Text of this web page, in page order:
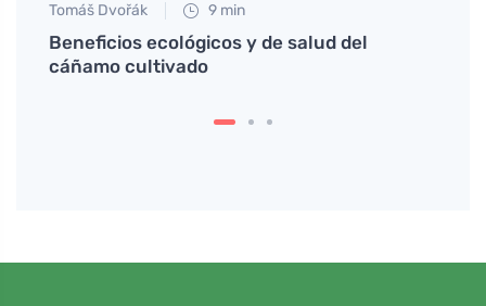
Tomáš Dvořák 9 min
Beneficios ecológicos y de salud del
cáñamo cultivado